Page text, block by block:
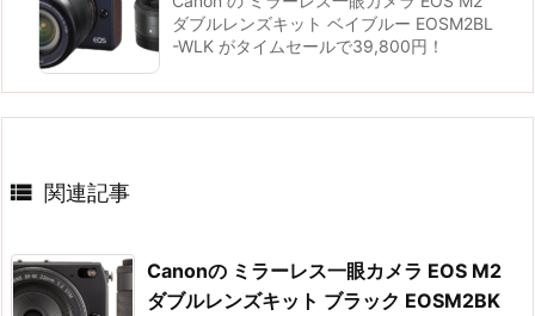
ダブルレンズキット ベイブルー EOSM2BL
-WLK がタイムセールで39,800円！
 関連記事
Canonの ミラーレス一眼カメラ EOS M2
ダブルレンズキット ブラック EOSM2BK